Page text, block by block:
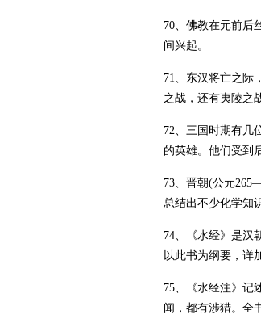
70、佛教在元前后
间兴起。
71、东汉将亡之际
之战，还有夷陵之
72、三国时期有几
的英雄。他们受到
73、晋朝(公元
总结出不少化学知
74、《水经》是汉
以此书为纲要，详
75、《水经注》记
闻，都有涉猎。全